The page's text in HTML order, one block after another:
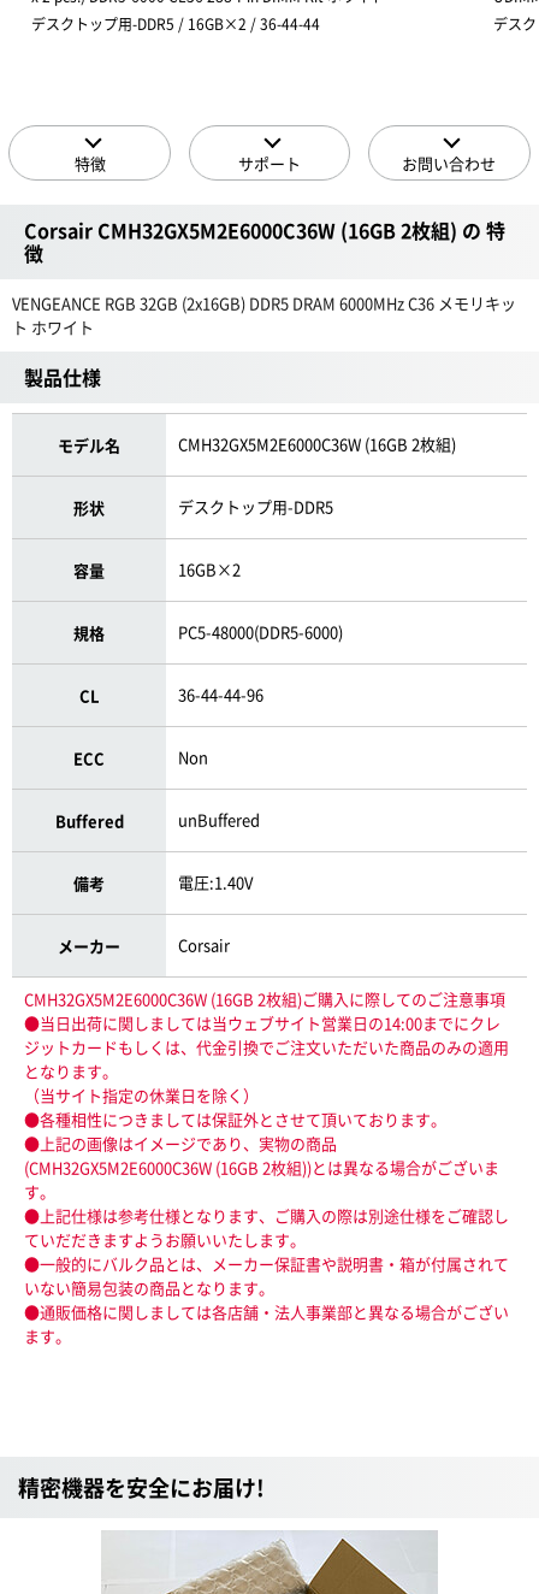
デスクトップ用-DDR5 / 16GB×2 / 36-44-44
デス
特徴 サポート お問い合わせ
Corsair CMH32GX5M2E6000C36W (16GB 2枚組) の 特
徴
VENGEANCE RGB 32GB (2x16GB) DDR5 DRAM 6000MHz C36 メモリキッ
ト ホワイト
製品仕様
モデル名 CMH32GX5M2E6000C36W (16GB 2枚組)
形状 デスクトップ用-DDR5
容量 16GB×2
規格 PC5-48000(DDR5-6000)
CL 36-44-44-96
ECC Non
Buffered unBuffered
備考 電圧:1.40V
メーカー Corsair
CMH32GX5M2E6000C36W (16GB 2枚組)ご購入に際してのご注意事項
●当日出荷に関しましては当ウェブサイト営業日の14:00までにクレ
ジットカードもしくは、代金引換でご注文いただいた商品のみの適用
となります。
（当サイト指定の休業日を除く）
●各種相性につきましては保証外とさせて頂いております。
●上記の画像はイメージであり、実物の商品
(CMH32GX5M2E6000C36W (16GB 2枚組))とは異なる場合がございま
す。
●上記仕様は参考仕様となります、ご購入の際は別途仕様をご確認し
ていだだきますようお願いいたします。
●一般的にバルク品とは、メーカー保証書や説明書・箱が付属されて
いない簡易包装の商品となります。
●通販価格に関しましては各店舗・法人事業部と異なる場合がござい
ます。
精密機器を安全にお届け!